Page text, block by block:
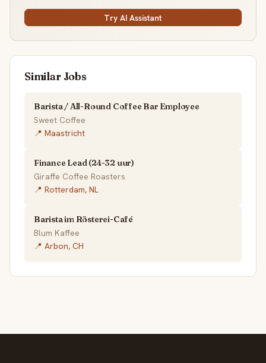
Try AI Assistant
Similar Jobs
Barista / All-Round Coffee Bar Employee
Sweet Coffee
📍 Maastricht
Finance Lead (24-32 uur)
Giraffe Coffee Roasters
📍 Rotterdam, NL
Barista im Rösterei-Café
Blum Kaffee
📍 Arbon, CH